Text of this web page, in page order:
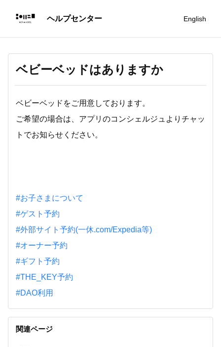
English
ベビーベッドはありますか
ベビーベッドをご用意しております。
ご希望の場合は、アプリのコンシェルジュよりチャッ
トでお知らせください。
#お子さまについて
#ゲスト予約
#外部サイト予約(一休.com/Expedia等)
#オーナー予約
#ギフト予約
#THE_KEY予約
#DAO利用
関連ページ